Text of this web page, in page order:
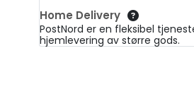
Home Delivery
PostNord er en fleksibel
hjemlevering av større gods.